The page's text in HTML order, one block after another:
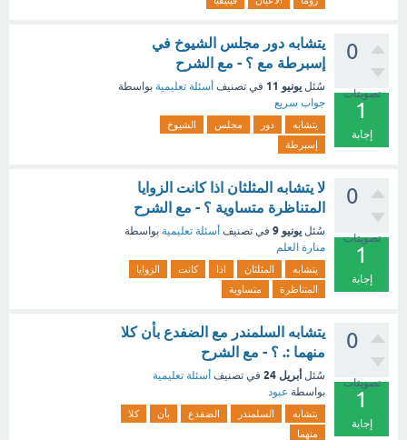
0
تصويتات
1
إجابة
يتشابه دور مجلس الشيوخ في
إسبرطة مع ؟ - مع الشرح
سُئل يونيو 11 في تصنيف أسئلة تعليمية بواسطة
جواب سريع
يتشابه دور مجلس
الشيوخ
إسبرطة
0
تصويتات
1
إجابة
لا يتشابه المثلثان اذا كانت الزوايا
المتناظرة متساوية ؟ - مع الشرح
سُئل يونيو 9 في تصنيف أسئلة تعليمية بواسطة
منارة العلم
يتشابه المثلثان اذا كانت
الزوايا
المتناظرة
متساوية
0
تصويتات
1
إجابة
يتشابه السلمندر مع الضفدع بأن كلا
منهما :. ؟ - مع الشرح
سُئل أبريل 24 في تصنيف أسئلة تعليمية
بواسطة عبود
يتشابه السلمندر الضفدع بأن
كلا
منهما